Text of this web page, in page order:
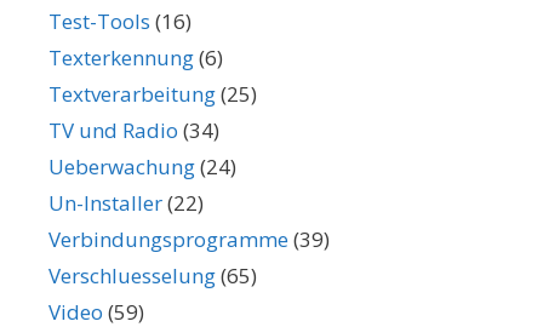
Test-Tools (16)
Texterkennung(6)
Textverarbeitung(25)
TV und Radio (34)
Ueberwachung(24)
Un-Installer(22)
Verbindungsprogramme(39)
Verschluesselung(65)
Video (59)